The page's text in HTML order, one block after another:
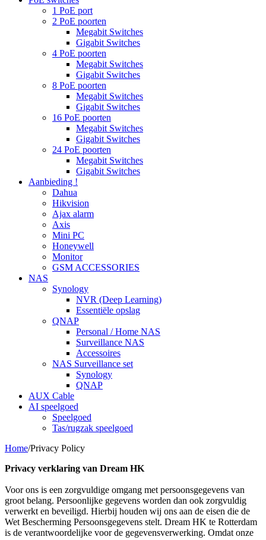
1 PoE port
2 PoE poorten
Megabit Switches
Gigabit Switches
4 PoE poorten
Megabit Switches
Gigabit Switches
8 PoE poorten
Megabit Switches
Gigabit Switches
16 PoE poorten
Megabit Switches
Gigabit Switches
24 PoE poorten
Megabit Switches
Gigabit Switches
Aanbieding !
Dahua
Hikvision
Ajax alarm
Axis
Mini PC
Honeywell
Monitor
GSM ACCESSORIES
NAS
Synology
NVR (Deep Learning)
Essentiële opslag
QNAP
Personal / Home NAS
Surveillance NAS
Accessoires
NAS Surveillance set
Synology
QNAP
AUX Cable
AI speelgoed
Speelgoed
Tas/rugzak speelgoed
Home/Privacy Policy
Privacy verklaring van Dream HK
Voor ons is een zorgvuldige omgang met persoonsgegevens van
groot belang. Persoonlijke gegevens worden dan ook zorgvuldig
verwerkt en beveiligd. Hierbij houden wij ons aan de eisen die de
Wet Bescherming Persoonsgegevens stelt. Dream HK te Rotterdam
is de verantwoordelijke voor de gegevensverwerking. Omdat onze